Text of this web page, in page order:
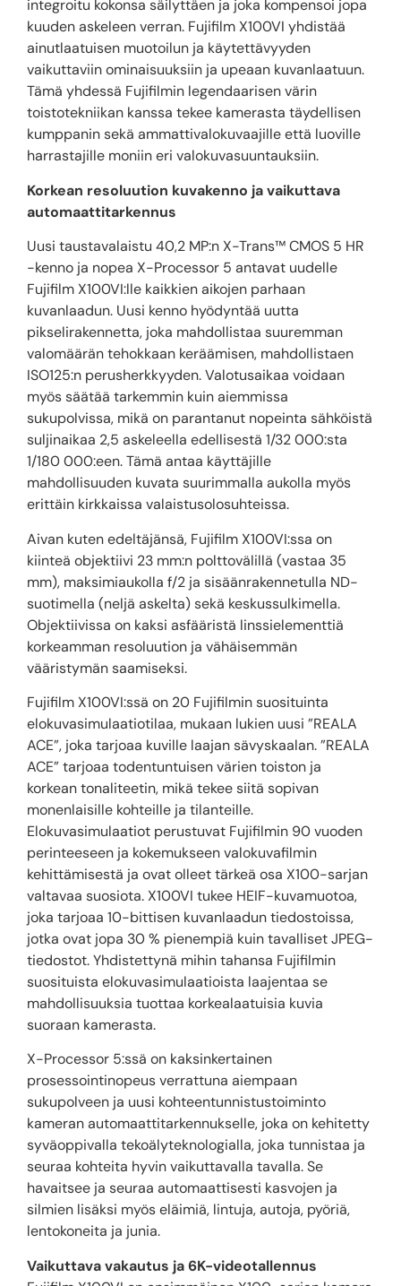
integroitu kokonsa säilyttäen ja joka kompensoi jopa
kuuden askeleen verran. Fujifilm X100VI yhdistää
ainutlaatuisen muotoilun ja käytettävyyden
vaikuttaviin ominaisuuksiin ja upeaan kuvanlaatuun.
Tämä yhdessä Fujifilmin legendaarisen värin
toistotekniikan kanssa tekee kamerasta täydellisen
kumppanin sekä ammattivalokuvaajille että luoville
harrastajille moniin eri valokuvasuuntauksiin.
Korkean resoluution kuvakenno ja vaikuttava
automaattitarkennus
Uusi taustavalaistu 40,2 MP:n X-Trans™ CMOS 5 HR
-kenno ja nopea X-Processor 5 antavat uudelle
Fujifilm X100VI:lle kaikkien aikojen parhaan
kuvanlaadun. Uusi kenno hyödyntää uutta
pikselirakennetta, joka mahdollistaa suuremman
valomäärän tehokkaan keräämisen, mahdollistaen
ISO125:n perusherkkyyden. Valotusaikaa voidaan
myös säätää tarkemmin kuin aiemmissa
sukupolvissa, mikä on parantanut nopeinta sähköistä
suljinaikaa 2,5 askeleella edellisestä 1/32 000:sta
1/180 000:een. Tämä antaa käyttäjille
mahdollisuuden kuvata suurimmalla aukolla myös
erittäin kirkkaissa valaistusolosuhteissa.
Aivan kuten edeltäjänsä, Fujifilm X100VI:ssa on
kiinteä objektiivi 23 mm:n polttovälillä (vastaa 35
mm), maksimiaukolla f/2 ja sisäänrakennetulla ND-
suotimella (neljä askelta) sekä keskussulkimella.
Objektiivissa on kaksi asfääristä linssielementtiä
korkeamman resoluution ja vähäisemmän
vääristymän saamiseksi.
Fujifilm X100VI:ssä on 20 Fujifilmin suosituinta
elokuvasimulaatiotilaa, mukaan lukien uusi ”REALA
ACE”, joka tarjoaa kuville laajan sävyskaalan. ”REALA
ACE” tarjoaa todentuntuisen värien toiston ja
korkean tonaliteetin, mikä tekee siitä sopivan
monenlaisille kohteille ja tilanteille.
Elokuvasimulaatiot perustuvat Fujifilmin 90 vuoden
perinteeseen ja kokemukseen valokuvafilmin
kehittämisestä ja ovat olleet tärkeä osa X100-sarjan
valtavaa suosiota. X100VI tukee HEIF-kuvamuotoa,
joka tarjoaa 10-bittisen kuvanlaadun tiedostoissa,
jotka ovat jopa 30 % pienempiä kuin tavalliset JPEG-
tiedostot. Yhdistettynä mihin tahansa Fujifilmin
suosituista elokuvasimulaatioista laajentaa se
mahdollisuuksia tuottaa korkealaatuisia kuvia
suoraan kamerasta.
X-Processor 5:ssä on kaksinkertainen
prosessointinopeus verrattuna aiempaan
sukupolveen ja uusi kohteentunnistustoiminto
kameran automaattitarkennukselle, joka on kehitetty
syväoppivalla tekoälyteknologialla, joka tunnistaa ja
seuraa kohteita hyvin vaikuttavalla tavalla. Se
havaitsee ja seuraa automaattisesti kasvojen ja
silmien lisäksi myös eläimiä, lintuja, autoja, pyöriä,
lentokoneita ja junia.
Vaikuttava vakautus ja 6K-videotallennus